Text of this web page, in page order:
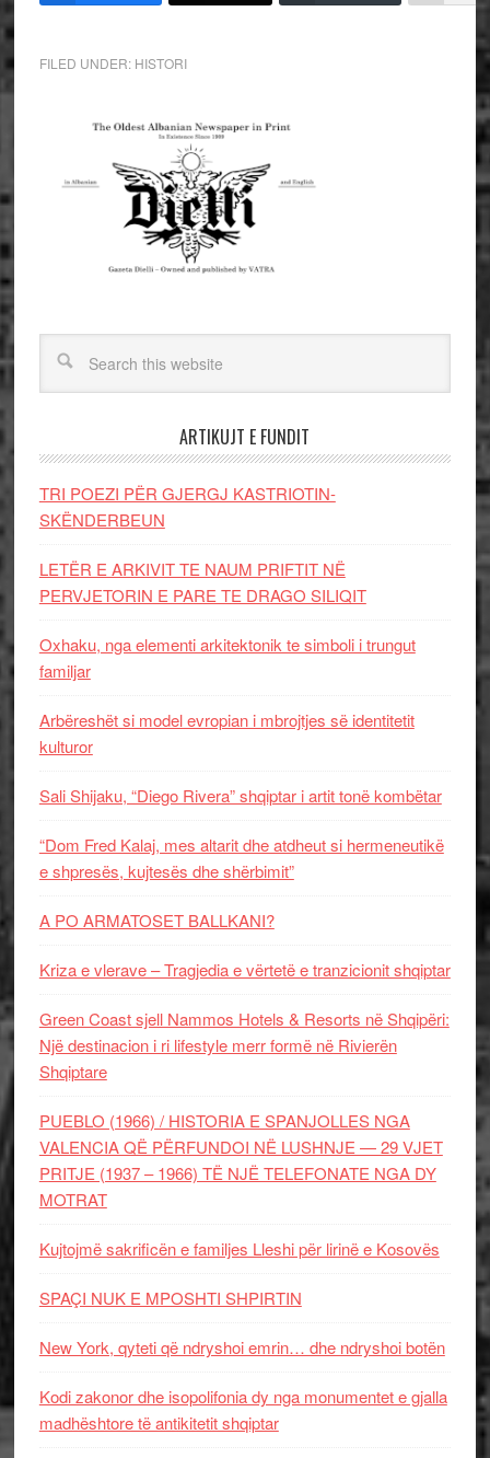
FILED UNDER: HISTORI
ARTIKUJT E FUNDIT
TRI POEZI PËR GJERGJ KASTRIOTIN-
SKËNDERBEUN
LETËR E ARKIVIT TE NAUM PRIFTIT NË
PERVJETORIN E PARE TE DRAGO SILIQIT
Oxhaku, nga elementi arkitektonik te simboli i trungut
familjar
Arbëreshët si model evropian i mbrojtjes së identitetit
kulturor
Sali Shijaku, “Diego Rivera” shqiptar i artit tonë kombëtar
“Dom Fred Kalaj, mes altarit dhe atdheut si hermeneutikë
e shpresës, kujtesës dhe shërbimit”
A PO ARMATOSET BALLKANI?
Kriza e vlerave – Tragjedia e vërtetë e tranzicionit shqiptar
Green Coast sjell Nammos Hotels & Resorts në Shqipëri:
Një destinacion i ri lifestyle merr formë në Rivierën
Shqiptare
PUEBLO (1966) / HISTORIA E SPANJOLLES NGA
VALENCIA QË PËRFUNDOI NË LUSHNJE — 29 VJET
PRITJE (1937 – 1966) TË NJË TELEFONATE NGA DY
MOTRAT
Kujtojmë sakrificën e familjes Lleshi për lirinë e Kosovës
SPAÇI NUK E MPOSHTI SHPIRTIN
New York, qyteti që ndryshoi emrin… dhe ndryshoi botën
Kodi zakonor dhe isopolifonia dy nga monumentet e gjalla
madhështore të antikitetit shqiptar